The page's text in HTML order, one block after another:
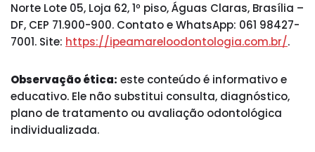
Norte Lote 05, Loja 62, 1º piso, Águas Claras, Brasília –
DF, CEP 71.900-900. Contato e WhatsApp: 061 98427-
7001. Site: https://ipeamareloodontologia.com.br/.
Observação ética: este conteúdo é informativo e
educativo. Ele não substitui consulta, diagnóstico,
plano de tratamento ou avaliação odontológica
individualizada.